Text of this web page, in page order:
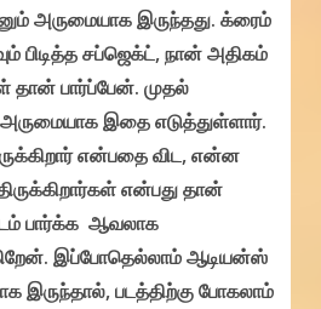
அருமையாக இருந்தது. க்ரைம்
பிடித்த சப்ஜெக்ட், நான் அதிகம்
பார்ப்பேன். முதல்
இதை எடுத்துள்ளார்.
என்பதை விட, என்ன
என்பது தான்
பார்க்க ஆவலாக
இப்போதெல்லாம் ஆடியன்ஸ்
இருந்தால், படத்திற்கு போகலாம்